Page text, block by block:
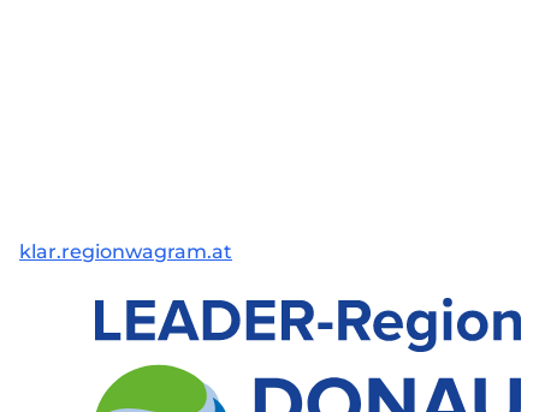
klar.regionwagram.at